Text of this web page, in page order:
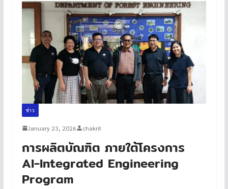
ข่าว
January 23, 2026 chakrit
การผลิตบัณฑิต ภายใต้โครงการ
AI-Integrated Engineering
Program